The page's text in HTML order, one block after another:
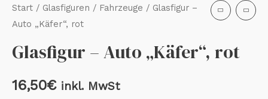
Start / Glasfiguren / Fahrzeuge / Glasfigur –
Auto „Käfer“, rot
Glasfigur – Auto „Käfer“, rot
16,50€ inkl. MwSt
Menge